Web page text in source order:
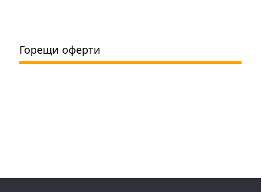
Горещи оферти